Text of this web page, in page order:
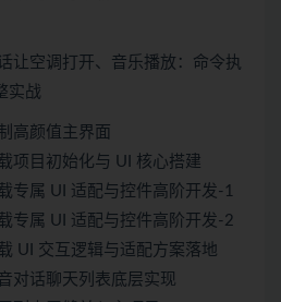
让空调打开、音乐播放：命令执
实战
高颜值主界面
项目初始化与 UI 核心搭建
专属 UI 适配与控件高阶开发-1
专属 UI 适配与控件高阶开发-2
UI 交互逻辑与适配方案落地
对话聊天列表底层实现